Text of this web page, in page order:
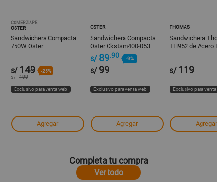
COMERZIAPE
OSTER
Sandwichera Compacta
750W Oster
s/ 149 -25%
s/ 199
Exclusivo para venta web
Agregar
OSTER
Sandwichera Compacta
Oster Ckstsm400-053
Negro
s/ 89.90 -9%
s/ 99
Exclusivo para venta web
Agregar
THOMAS
Sandwichera
TH952 de Acero
s/ 119
Exclusivo para
Agregar
Completa tu compra
Ver todo